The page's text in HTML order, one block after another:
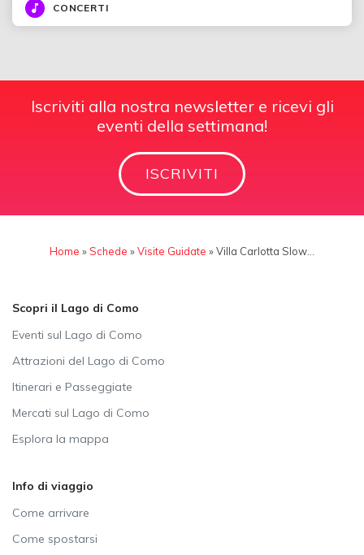
CONCERTI
Iscriviti alla nostra newsletter e ricevi gli
eventi della settimana!
ISCRIVITI
Home »Schede »Visite Guidate »Villa Carlotta Slow…
Scopri il Lago di Como
Eventi sul Lago di Como
Attrazioni del Lago di Como
Itinerari e Passeggiate
Mercati sul Lago di Como
Esplora la mappa
Info di viaggio
Come arrivare
Come spostarsi